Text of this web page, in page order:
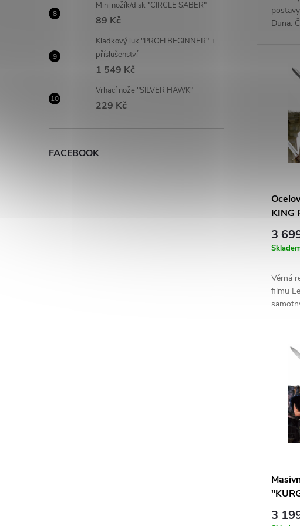
Mini nožík/disk "CIRCLE SABER"
89 Kč
Kladkový luk "PROFI BEGINNER" +
příslušenství
1 549 Kč
Vrhací nože "SILVER HAWK"
229 Kč
FACEBOOK
Duna.
KING
3
Věrná
filmu
3